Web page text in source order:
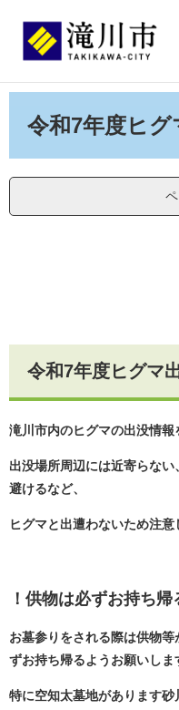
先
を
て
本
へ
令和7年度ヒグ
令和7年度ヒグマ
滝川市内のヒグマの出没情報
出没場所周辺には近寄らな
避けるなど、
ヒグマと出遭わないため注意
！供物は必ずお持ち
お墓参りをされる際は供物
ずお持ち帰るようお願いしま
特に空知太墓地があります